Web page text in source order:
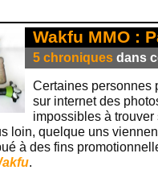
Wakfu MMO :
5 chroniques dans
Certaines personnes
sur internet des
impossibles à trouver
loin, quelque uns
à des fins
.